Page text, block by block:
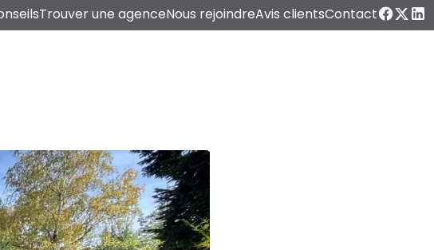
Trouver une agenceNous rejoindreAvis clientsContact